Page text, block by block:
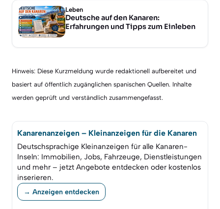
Leben
Deutsche auf den Kanaren:
Erfahrungen und Tipps zum Einleben
Hinweis: Diese Kurzmeldung wurde redaktionell aufbereitet und
basiert auf öffentlich zugänglichen spanischen Quellen. Inhalte
werden geprüft und verständlich zusammengefasst.
Kanarenanzeigen – Kleinanzeigen für die Kanaren
Deutschsprachige Kleinanzeigen für alle Kanaren-
Inseln: Immobilien, Jobs, Fahrzeuge, Dienstleistungen
und mehr – jetzt Angebote entdecken oder kostenlos
inserieren.
→ Anzeigen entdecken